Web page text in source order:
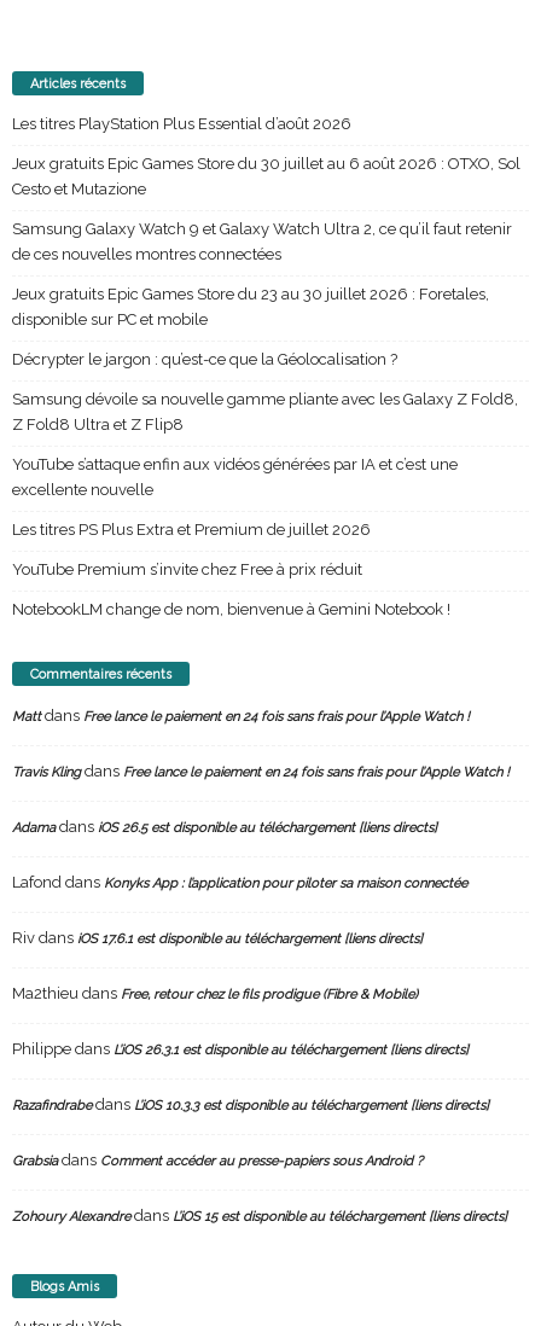
Articles récents
Les titres PlayStation Plus Essential d’août 2026
Jeux gratuits Epic Games Store du 30 juillet au 6 août 2026 : OTXO, Sol
Cesto et Mutazione
Samsung Galaxy Watch 9 et Galaxy Watch Ultra 2, ce qu’il faut retenir
de ces nouvelles montres connectées
Jeux gratuits Epic Games Store du 23 au 30 juillet 2026 : Foretales,
disponible sur PC et mobile
Décrypter le jargon : qu’est-ce que la Géolocalisation ?
Samsung dévoile sa nouvelle gamme pliante avec les Galaxy Z Fold8,
Z Fold8 Ultra et Z Flip8
YouTube s’attaque enfin aux vidéos générées par IA et c’est une
excellente nouvelle
Les titres PS Plus Extra et Premium de juillet 2026
YouTube Premium s’invite chez Free à prix réduit
NotebookLM change de nom, bienvenue à Gemini Notebook !
Commentaires récents
Mattdans Free lance le paiement en 24 fois sans frais pour l’Apple Watch !
Travis Klingdans Free lance le paiement en 24 fois sans frais pour l’Apple Watch !
Adamadans iOS 26.5 est disponible au téléchargement [liens directs]
Lafond dans Konyks App : l’application pour piloter sa maison connectée
Riv dans iOS 17.6.1 est disponible au téléchargement [liens directs]
Ma2thieu dans Free, retour chez le fils prodigue (Fibre & Mobile)
Philippe dans L’iOS 26.3.1 est disponible au téléchargement [liens directs]
Razafindrabedans L’iOS 10.3.3 est disponible au téléchargement [liens directs]
Grabsiadans Comment accéder au presse-papiers sous Android ?
Zohoury Alexandredans L’iOS 15 est disponible au téléchargement [liens directs]
Blogs Amis